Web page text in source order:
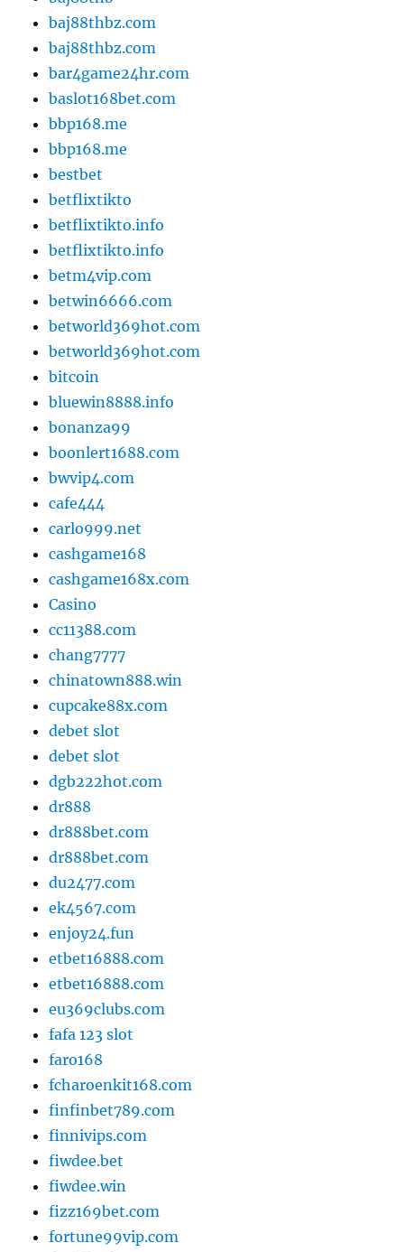
baj88thbz.com
baj88thbz.com
bar4game24hr.com
baslot168bet.com
bbp168.me
bbp168.me
bestbet
betflixtikto
betflixtikto.info
betflixtikto.info
betm4vip.com
betwin6666.com
betworld369hot.com
betworld369hot.com
bitcoin
bluewin8888.info
bonanza99
boonlert1688.com
bwvip4.com
cafe444
carlo999.net
cashgame168
cashgame168x.com
Casino
cc11388.com
chang7777
chinatown888.win
cupcake88x.com
debet slot
debet slot
dgb222hot.com
dr888
dr888bet.com
dr888bet.com
du2477.com
ek4567.com
enjoy24.fun
etbet16888.com
etbet16888.com
eu369clubs.com
fafa 123 slot
faro168
fcharoenkit168.com
finfinbet789.com
finnivips.com
fiwdee.bet
fiwdee.win
fizz169bet.com
fortune99vip.com